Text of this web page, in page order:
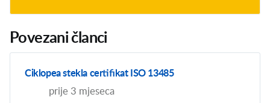
Povezani članci
Ciklopea stekla certifikat ISO 13485
prije 3 mjeseca